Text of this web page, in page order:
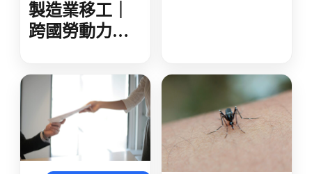
製造業移工｜
跨國勞動力精
明會-製造業
(8/19新北場)
接